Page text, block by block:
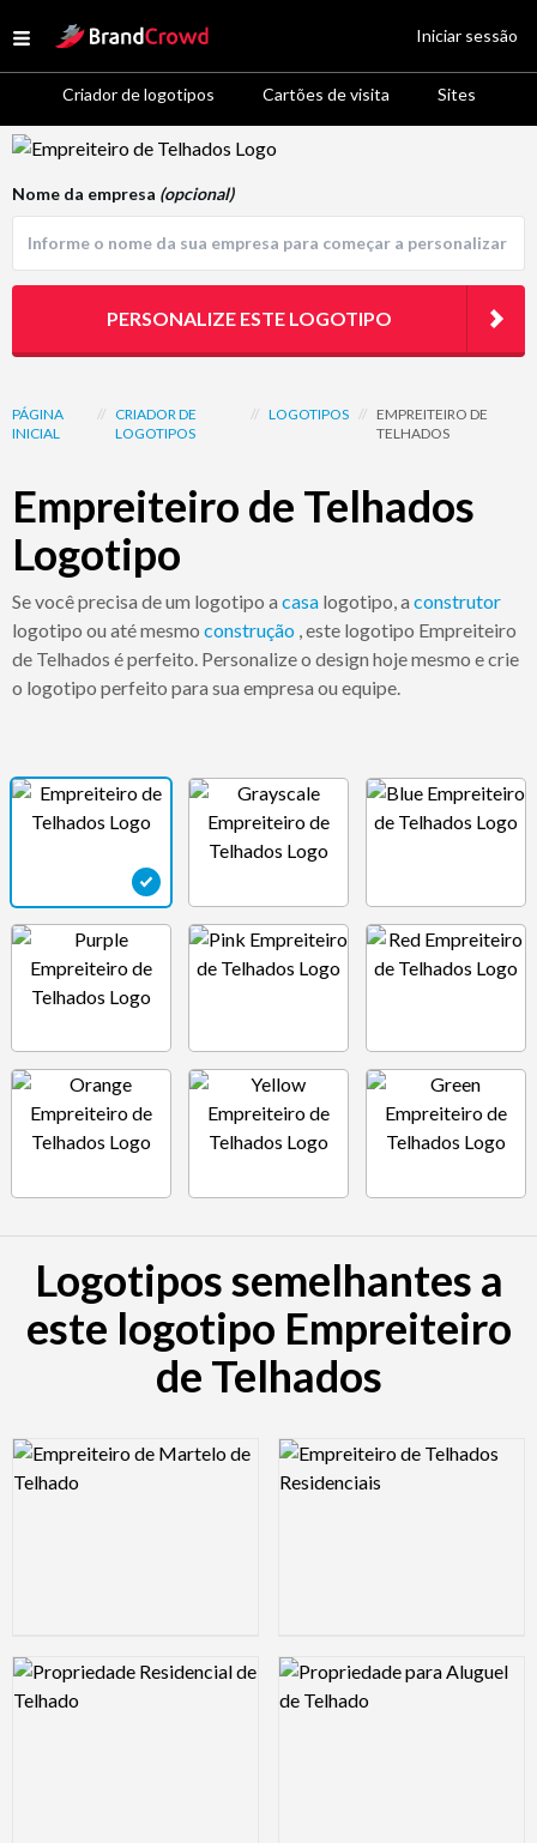
Open menu
Site Logo
Criador de logotipos Cartões de visita Sites
Iniciar sessão
Logo Template Preview
PÁGINA
INICIAL
// CRIADOR DE
LOGOTIPOS
// LOGOTIPOS //
EMPREITEIRO DE
TELHADOS
Empreiteiro de Telhados
Logotipo
Se você precisa de um logotipo a casa logotipo, a construtor
logotipo ou até mesmo construção , este logotipo Empreiteiro
de Telhados é perfeito. Personalize o design hoje mesmo e crie
o logotipo perfeito para sua empresa ou equipe.
Nome da empresa (opcional)
PERSONALIZE ESTE LOGOTIPO
Logotipos semelhantes a
este logotipo Empreiteiro
de Telhados
Logo Preview Image Logo Preview Image
Logo Preview Image Logo Preview Image